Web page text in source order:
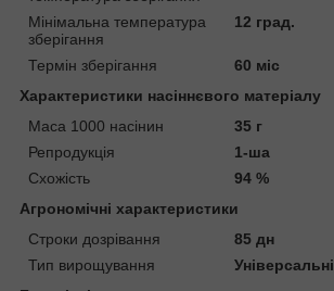
Мінімальна температура
зберігання
12 град.
Термін зберігання
60 міс
Характеристики насіннєвого матеріалу
Маса 1000 насінин
35 г
Репродукція
1-ша
Схожість
94 %
Агрономічні характеристики
Строки дозрівання
85 дн
Тип вирощування
Універсальні